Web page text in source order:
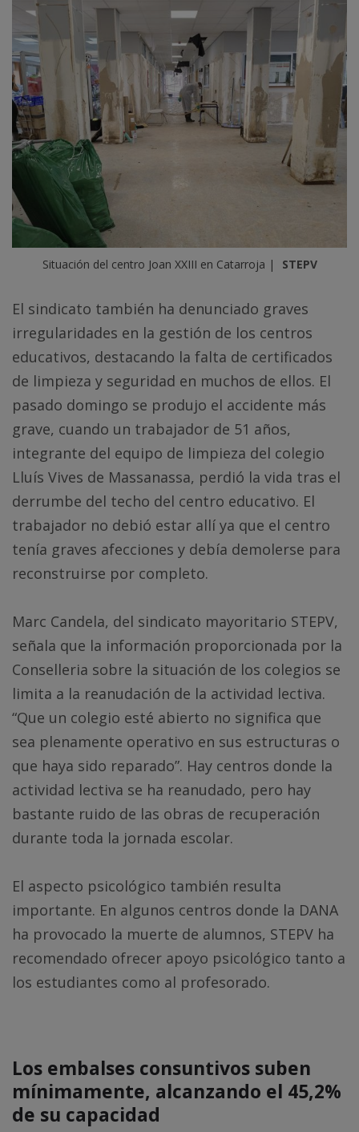
Situación del centro Joan XXIII en Catarroja | STEPV
El sindicato también ha denunciado graves
irregularidades en la gestión de los centros
educativos, destacando la falta de certificados
de limpieza y seguridad en muchos de ellos. El
pasado domingo se produjo el accidente más
grave, cuando un trabajador de 51 años,
integrante del equipo de limpieza del colegio
Lluís Vives de Massanassa, perdió la vida tras el
derrumbe del techo del centro educativo. El
trabajador no debió estar allí ya que el centro
tenía graves afecciones y debía demolerse para
reconstruirse por completo.
Marc Candela, del sindicato mayoritario STEPV,
señala que la información proporcionada por la
Conselleria sobre la situación de los colegios se
limita a la reanudación de la actividad lectiva.
“Que un colegio esté abierto no significa que
sea plenamente operativo en sus estructuras o
que haya sido reparado”. Hay centros donde la
actividad lectiva se ha reanudado, pero hay
bastante ruido de las obras de recuperación
durante toda la jornada escolar.
El aspecto psicológico también resulta
importante. En algunos centros donde la DANA
ha provocado la muerte de alumnos, STEPV ha
recomendado ofrecer apoyo psicológico tanto a
los estudiantes como al profesorado.
Los embalses consuntivos suben
mínimamente, alcanzando el 45,2%
de su capacidad